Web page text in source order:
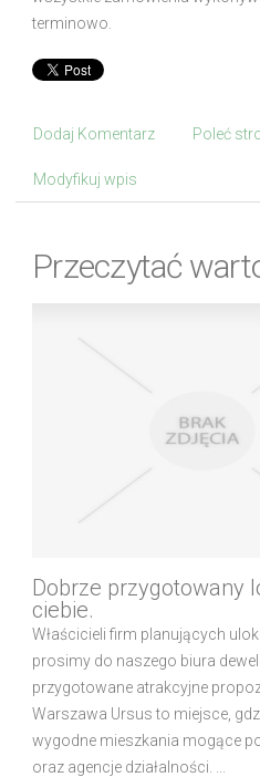
terminowo.
Dodaj Komentarz Poleć
Modyfikuj wpis
Przeczytać
Dobrze przygotowany
ciebie.
Właścicieli firm planujących
prosimy do naszego biura
przygotowane atrakcyjne
Warszawa Ursus to miejsce,
wygodne mieszkania mogące
oraz agencje działalności. ...